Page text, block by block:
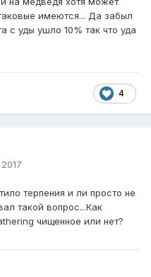
имеются... Да забыл
с уды ушло 10% так что уда
4
терпения и ли просто не
такой вопрос...Как
чищенное или нет?